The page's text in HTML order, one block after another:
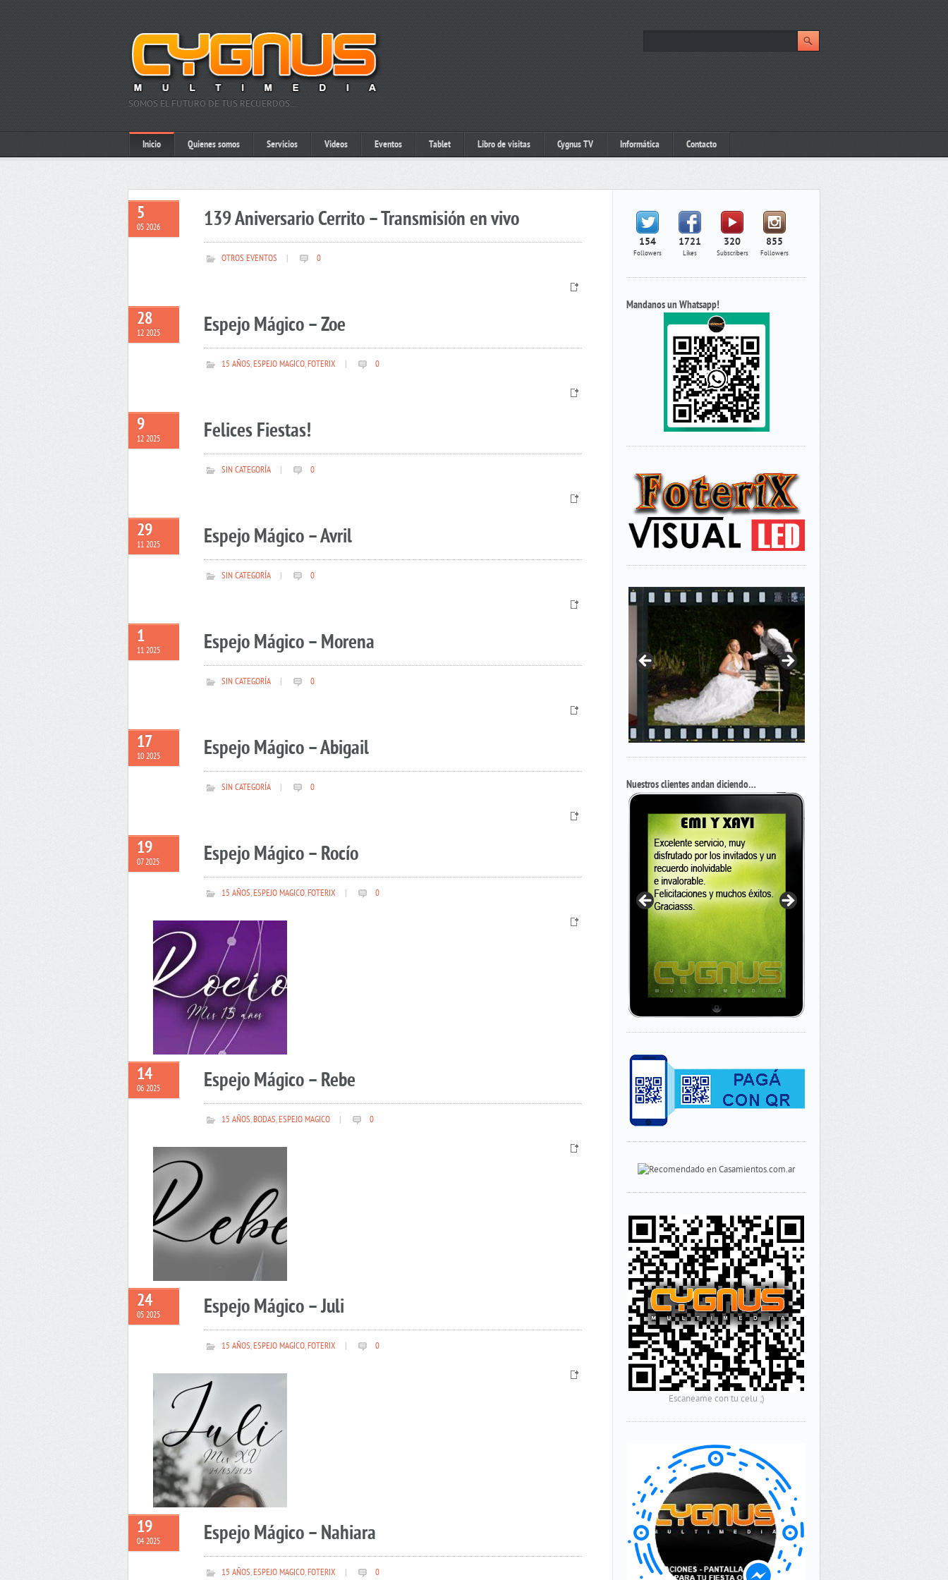
SOMOS EL FUTURO DE TUS RECUERDOS…
Inicio Quienes somos Servicios Videos Eventos Tablet Libro de visitas Cygnus TV Informática Contacto
5
05 2026 139 Aniversario Cerrito – Transmisión en vivo
OTROS EVENTOS 0
28
12 2025 Espejo Mágico – Zoe
15 AÑOS,ESPEJO MAGICO,FOTERIX 0
9
12 2025 Felices Fiestas!
SIN CATEGORÍA 0
29
11 2025 Espejo Mágico – Avril
SIN CATEGORÍA 0
1
11 2025 Espejo Mágico – Morena
SIN CATEGORÍA 0
17
10 2025 Espejo Mágico – Abigail
SIN CATEGORÍA 0
19
07 2025 Espejo Mágico – Rocío
15 AÑOS,ESPEJO MAGICO,FOTERIX 0
14
06 2025 Espejo Mágico – Rebe
15 AÑOS,BODAS,ESPEJO MAGICO 0
24
05 2025 Espejo Mágico – Juli
15 AÑOS,ESPEJO MAGICO,FOTERIX 0
19
04 2025 Espejo Mágico – Nahiara
15 AÑOS,ESPEJO MAGICO,FOTERIX 0
154
Followers
1721
Likes
320
Subscribers
855
Followers
Mandanos un Whatsapp!
Nuestros clientes andan diciendo…
Escaneame con tu celu ;)